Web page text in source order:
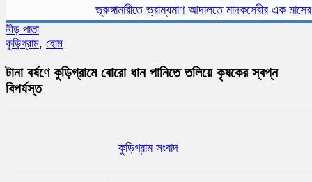
ভূরুঙ্গামারীতে ভ্রাম্যমাণ আদালতে মাদকসেবীর এক মাসের
নীড় পাতা
কুড়িগ্রাম, হোম
টানা বর্ষণে কুড়িগ্রামে বোরো ধান পানিতে তলিয়ে কৃষকের স্বপ্ন
বিপর্যস্ত
কুড়িগ্রাম সংবাদ